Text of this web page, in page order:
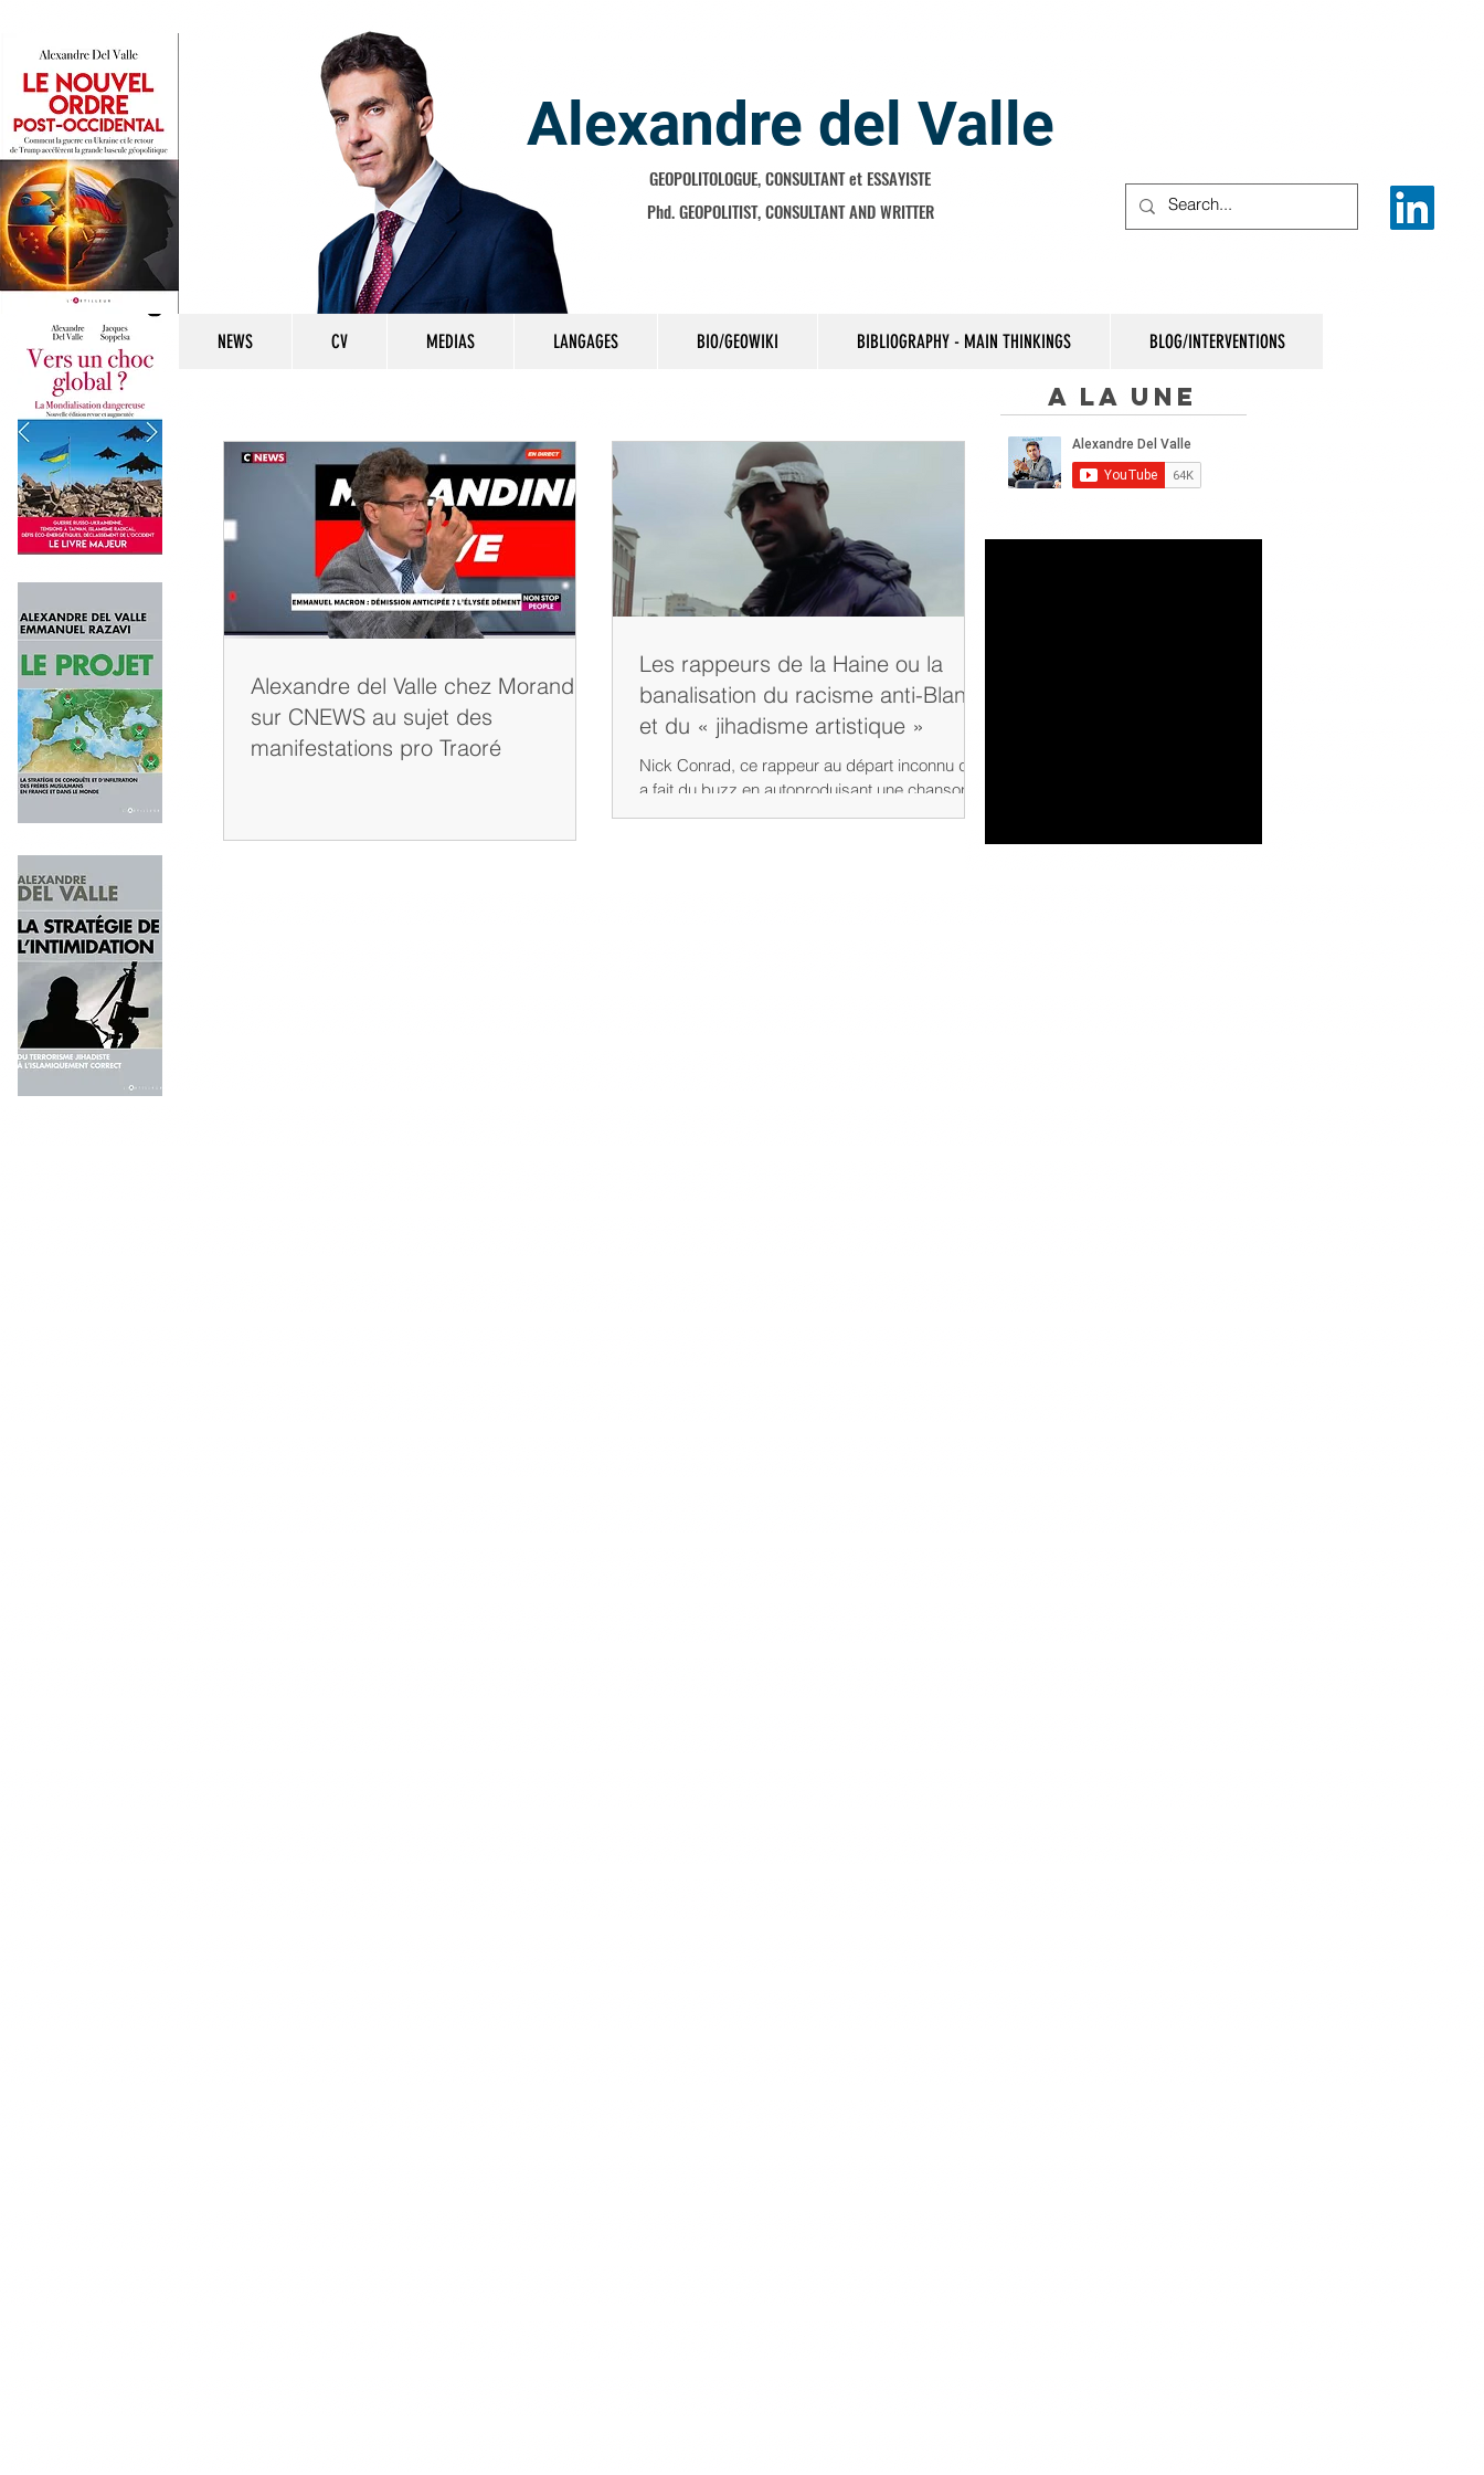
Alexandre del Valle
GEOPOLITOLOGUE, CONSULTANT et ESSAYISTE
Phd. GEOPOLITIST, CONSULTANT AND WRITTER
NEWS CV MEDIAS LANGAGES BIO/GEOWIKI BIBLIOGRAPHY - MAIN THINKINGS BLOG/INTERVENTIONS
A la une
Alexandre del Valle chez Morandini
sur CNEWS au sujet des
manifestations pro Traoré
Les rappeurs de la Haine ou la
banalisation du racisme anti-Blanc
et du « jihadisme artistique »
Nick Conrad, ce rappeur au départ inconnu qui
a fait du buzz en autoproduisant une chanson
qui incite à « pendre et tuer les blancs, y...